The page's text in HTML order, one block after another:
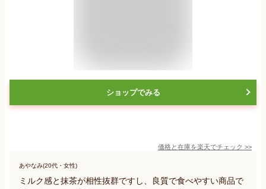
ショップでみる
価格と在庫を楽天でチェック >>
あやなみ(20代・女性)
ミルク感と抹茶が相性抜群ですし、良質で食べやすい商品で